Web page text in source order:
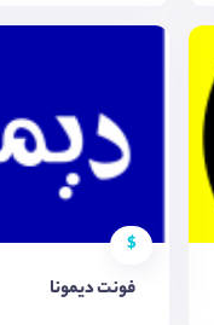
$
فونت دیمونا